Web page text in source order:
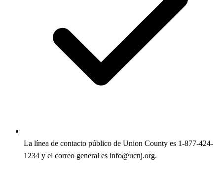
La línea de contacto público de Union County es 1-877-424-
1234 y el correo general es info@ucnj.org.